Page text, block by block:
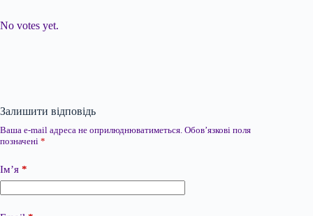
No votes yet.
Залишити відповідь
Ваша e-mail адреса не оприлюднюватиметься. Обов’язкові поля
позначені *
Ім’я *